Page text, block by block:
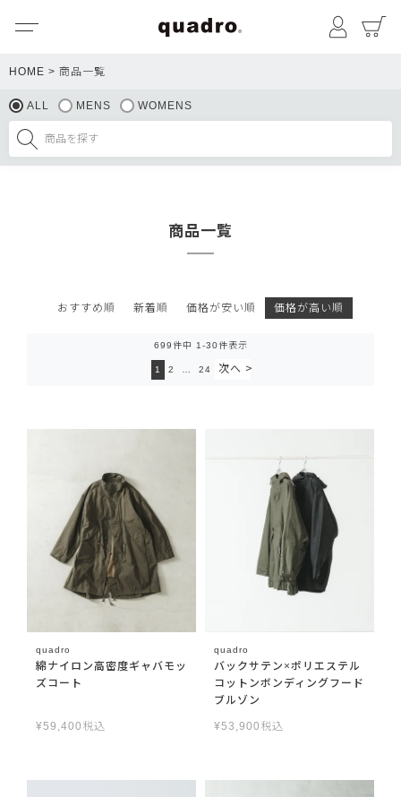
マイペ
HOME 商品一覧
ALL MENS WOMENS
商品一覧
おすすめ順 新着順 価格が安い順 価格が高い順
699件中 1 -30件表示
1 2 24
quadro
綿ナイロン高密度ギャバモッ
ズコート
¥59,400 税込
quadro
バックサテン×ポリエステル
コットンボンディングフード
ブルゾン
¥53,900 税込